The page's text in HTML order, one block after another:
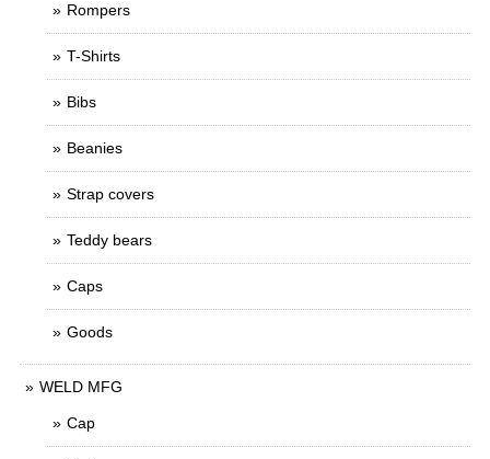
Rompers
T-Shirts
Bibs
Beanies
Strap covers
Teddy bears
Caps
Goods
WELD MFG
Cap